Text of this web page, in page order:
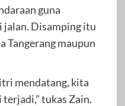
guna
jalan. Disamping itu
Tangerang maupun
mendatang, kita
tukas Zain.